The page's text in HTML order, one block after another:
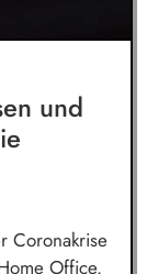
und
Coronakrise
Office.